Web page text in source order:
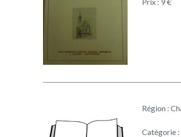
Région :
Catégorie